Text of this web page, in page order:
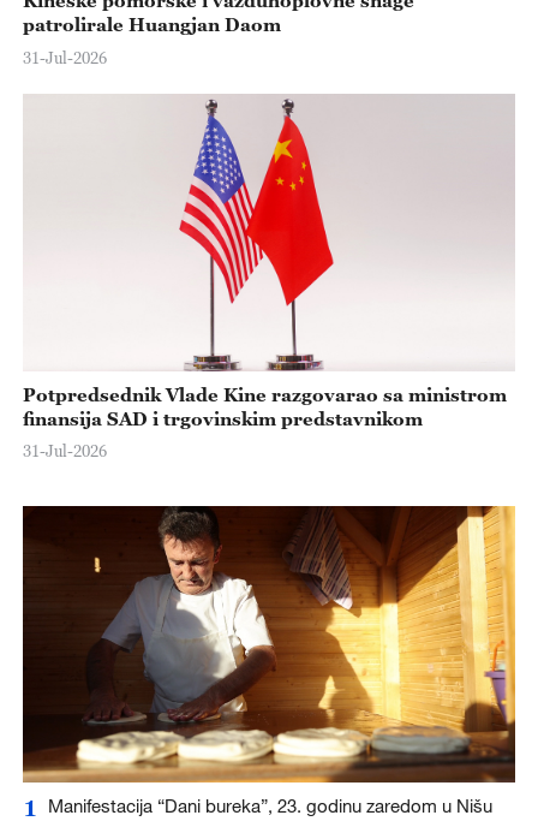
patrolirale Huangjan Daom
31-Jul-2026
Potpredsednik Vlade Kine razgovarao sa ministrom
finansija SAD i trgovinskim predstavnikom
31-Jul-2026
1 Manifestacija “Dani bureka”, 23. godinu zaredom u Nišu